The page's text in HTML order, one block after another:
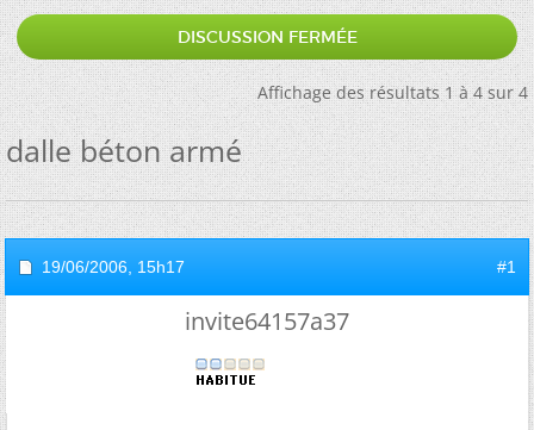
DISCUSSION FERMÉE
Affichage des résultats 1 à 4 sur 4
dalle béton armé
19/06/2006, 15h17 #1
invite64157a37